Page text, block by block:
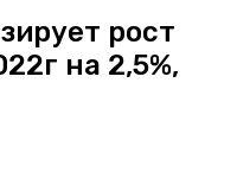
рост
на 2,5%,